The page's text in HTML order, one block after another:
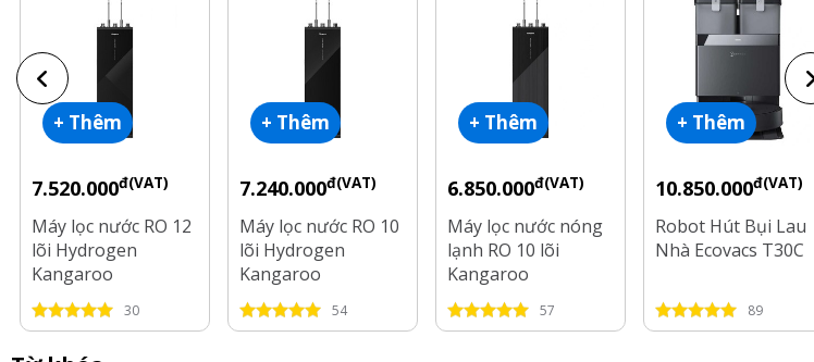
+ Thêm
7.520.000đ(VAT)
Máy lọc nước RO 12
lõi Hydrogen
Kangaroo
KG12S19H3
30
+ Thêm
7.240.000đ(VAT)
Máy lọc nước RO 10
lõi Hydrogen
Kangaroo
KG10S18H3
54
+ Thêm
6.850.000đ(VAT)
Máy lọc nước nóng
lạnh RO 10 lõi
Kangaroo
KG10S16N3
57
+ Thêm
10.850.000đ(VAT)
Robot Hút Bụi Lau
Nhà Ecovacs T30C
89